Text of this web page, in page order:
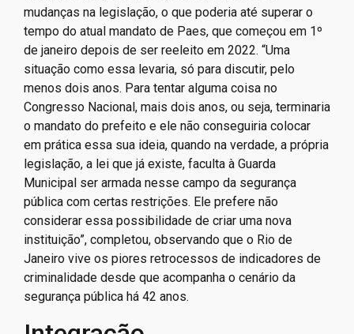
mudanças na legislação, o que poderia até superar o
tempo do atual mandato de Paes, que começou em 1º
de janeiro depois de ser reeleito em 2022. “Uma
situação como essa levaria, só para discutir, pelo
menos dois anos. Para tentar alguma coisa no
Congresso Nacional, mais dois anos, ou seja, terminaria
o mandato do prefeito e ele não conseguiria colocar
em prática essa sua ideia, quando na verdade, a própria
legislação, a lei que já existe, faculta à Guarda
Municipal ser armada nesse campo da segurança
pública com certas restrições. Ele prefere não
considerar essa possibilidade de criar uma nova
instituição”, completou, observando que o Rio de
Janeiro vive os piores retrocessos de indicadores de
criminalidade desde que acompanha o cenário da
segurança pública há 42 anos.